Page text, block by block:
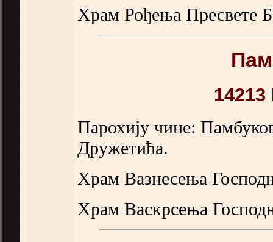
Храм Рођења Пресвете
Парохију чине:
Дружетића.
Храм Вазнесења
Храм Васкрсења